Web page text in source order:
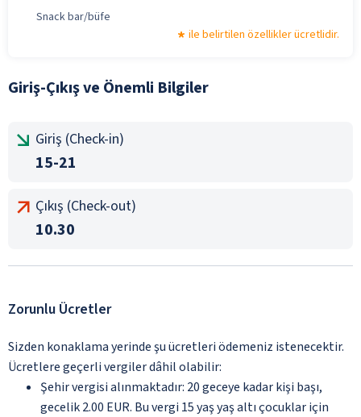
Snack bar/büfe
ile belirtilen özellikler ücretlidir.
Giriş-Çıkış ve Önemli Bilgiler
Giriş (Check-in)
15-21
Çıkış (Check-out)
10.30
Zorunlu Ücretler
Sizden konaklama yerinde şu ücretleri ödemeniz istenecektir.
Ücretlere geçerli vergiler dâhil olabilir:
Şehir vergisi alınmaktadır: 20 geceye kadar kişi başı,
gecelik 2.00 EUR. Bu vergi 15 yaş yaş altı çocuklar için